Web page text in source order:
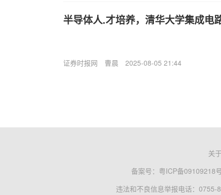
半导体人.才培养，清华大学集成电
证券时报网 曹晨 2025-08-05 21:44
关
备案号： 粤ICP备09109218
违法和不良信息举报电话：0755-